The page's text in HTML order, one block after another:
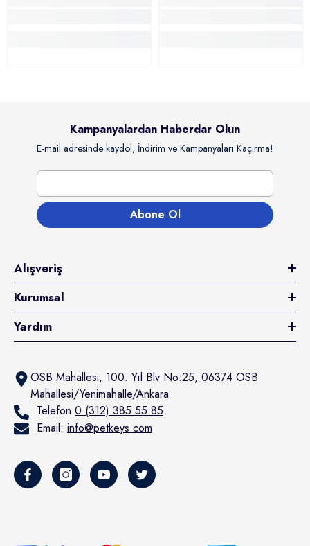
Kampanyalardan Haberdar Olun
E-mail adresinde kaydol, İndirim ve Kampanyaları Kaçırma!
Abone Ol
Alışveriş
Kurumsal
Yardım
OSB Mahallesi, 100. Yıl Blv No:25, 06374 OSB
Mahallesi/Yenimahalle/Ankara
Telefon 0 (312) 385 55 85
Email: info@petkeys.com